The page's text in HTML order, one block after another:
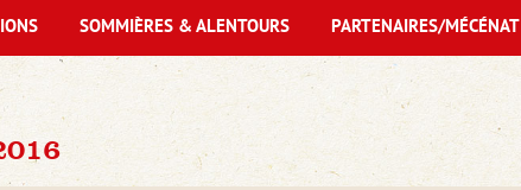
SOMMIÈRES & ALENTOURS PARTENAIRES/MÉCÉNAT